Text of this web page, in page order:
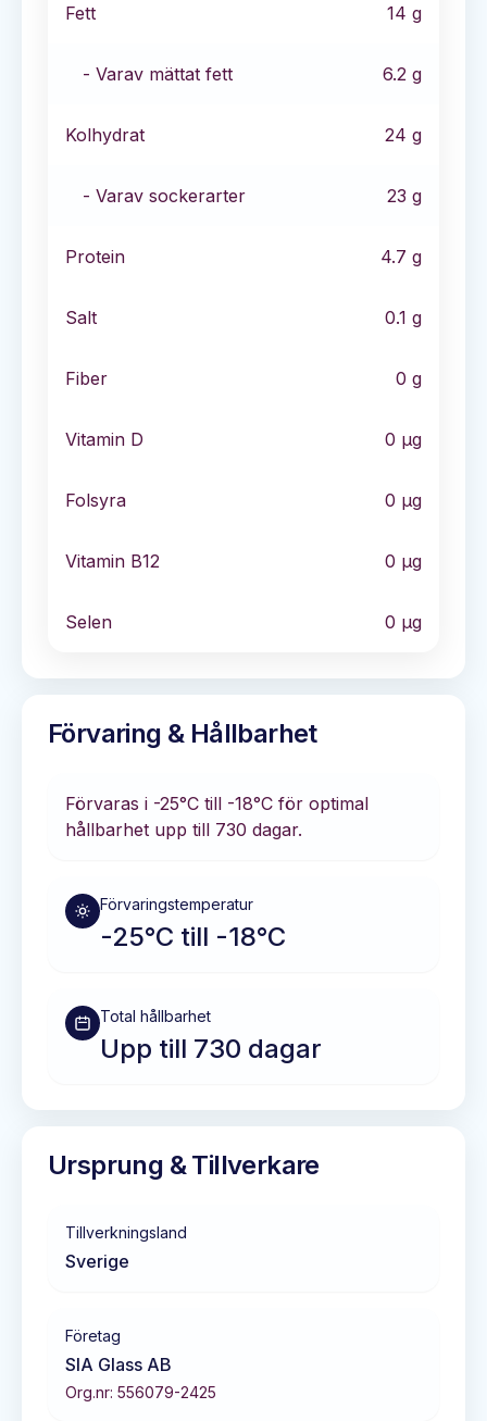
Fett 14 g
- Varav mättat fett 6.2 g
Kolhydrat 24 g
- Varav sockerarter 23 g
Protein 4.7 g
Salt 0.1 g
Fiber 0 g
Vitamin D 0 µg
Folsyra 0 µg
Vitamin B12 0 µg
Selen 0 µg
Förvaring & Hållbarhet
Förvaras i -25°C till -18°C för optimal
hållbarhet upp till 730 dagar.
Förvaringstemperatur
-25°C till -18°C
Total hållbarhet
Upp till 730 dagar
Ursprung & Tillverkare
Tillverkningsland
Sverige
Företag
SIA Glass AB
Org.nr: 556079-2425